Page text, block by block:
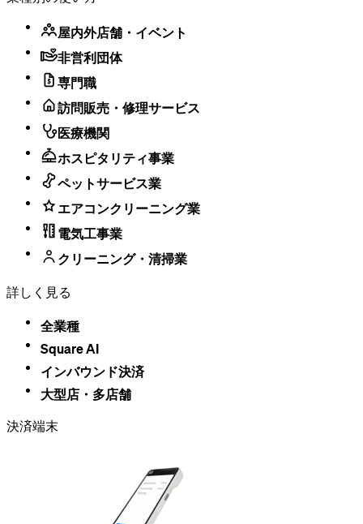
屋内外店舗・​イベント
非営利団体
専門職
訪問販売・修理サービス
医療機関
ホスピタリティ事業
ペットサービス業
エアコンクリーニング業
電気工事業
クリーニング・清掃業
詳しく見る
全業種
Square AI
インバウンド決済
大型店・​多店舗
決済端末